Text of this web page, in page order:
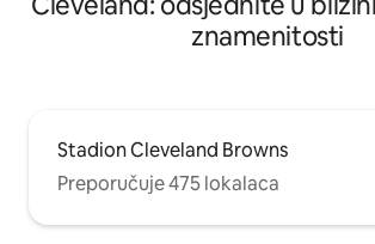
znamenitosti
Stadion Cleveland Browns
Preporučuje 475 lokalaca